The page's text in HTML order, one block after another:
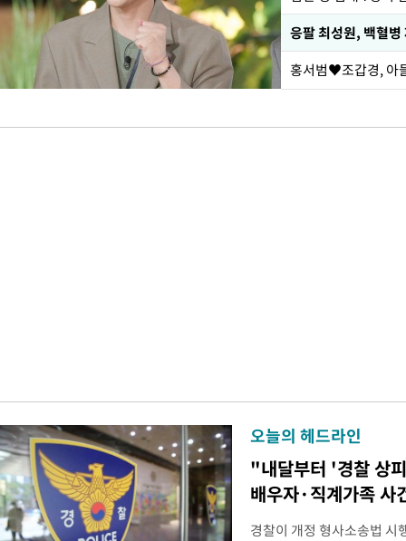
응팔 최성원, 백혈
홍서범♥조갑경, 아
오늘의 헤드라인
"내달부터 '경찰 상
배우자·직계가족 사
경찰이 개정 형사소송법 시